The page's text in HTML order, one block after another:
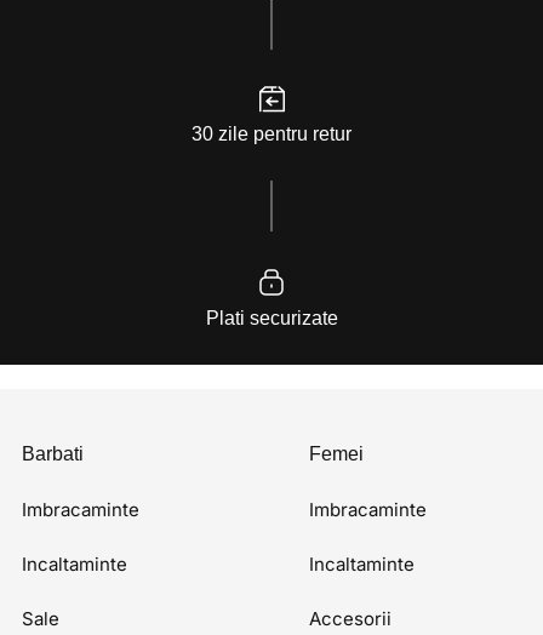
30 zile pentru retur
Plati securizate
Barbati
Imbracaminte
Incaltaminte
Sale
Femei
Imbracaminte
Incaltaminte
Accesorii